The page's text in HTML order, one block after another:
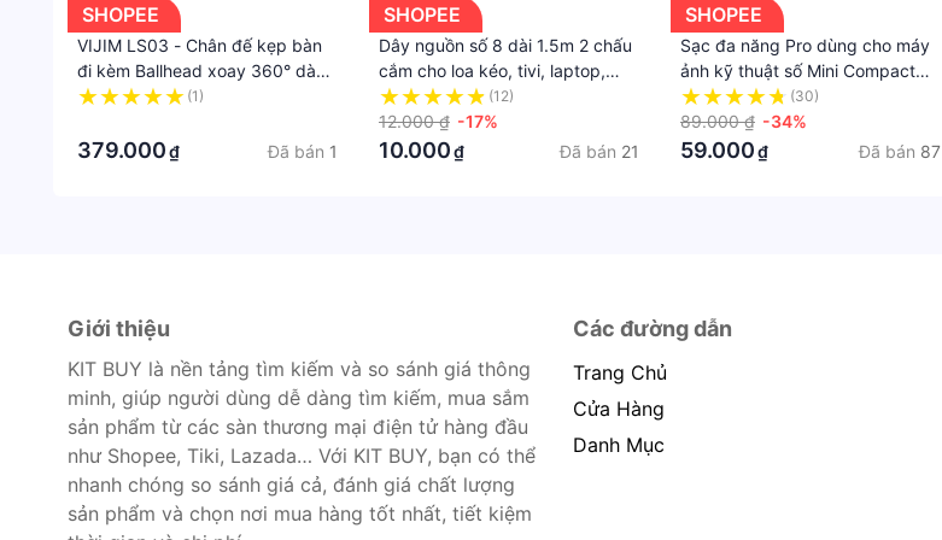
SHOPEE
VIJIM LS03 - Chân đế kẹp bàn
đi kèm Ballhead xoay 360° dành
cho Điện thoại / Đèn LED / Máy
(1)
379.000₫ Đã bán 1
SHOPEE
Dây nguồn số 8 dài 1.5m 2 chấu
cắm cho loa kéo, tivi, laptop,
máy ảnh, đèn Led
(12)
12.000 ₫ -17%
10.000₫ Đã bán 21
SHOPEE
Sạc đa năng Pro dùng cho máy
ảnh kỹ thuật số Mini Compact
Có đèn LED báo hiển thị mức pin
(30)
89.000 ₫ -34%
59.000₫ Đã bán 87
Giới thiệu
KIT BUY là nền tảng tìm kiếm và so sánh giá thông
minh, giúp người dùng dễ dàng tìm kiếm, mua sắm
sản phẩm từ các sàn thương mại điện tử hàng đầu
như Shopee, Tiki, Lazada… Với KIT BUY, bạn có thể
nhanh chóng so sánh giá cả, đánh giá chất lượng
sản phẩm và chọn nơi mua hàng tốt nhất, tiết kiệm
Các đường dẫn
Trang Chủ
Cửa Hàng
Danh Mục